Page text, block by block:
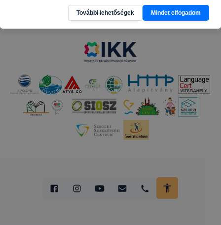
További lehetőségek Mindet elfogadom